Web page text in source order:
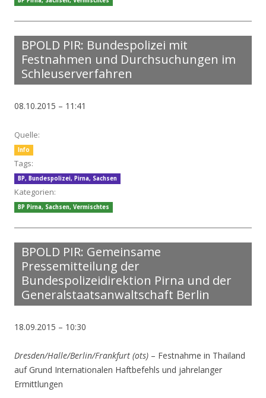
BPOLD PIR: Bundespolizei mit
Festnahmen und Durchsuchungen im
Schleuserverfahren
08.10.2015 – 11:41
Quelle:
Info
Tags:
BP, Bundespolizei, Pirna, Sachsen
Kategorien:
BP Pirna, Sachsen, Vermischtes
BPOLD PIR: Gemeinsame
Pressemitteilung der
Bundespolizeidirektion Pirna und der
Generalstaatsanwaltschaft Berlin
18.09.2015 – 10:30
Dresden/Halle/Berlin/Frankfurt (ots) – Festnahme in Thailand
auf Grund Internationalen Haftbefehls und jahrelanger
Ermittlungen